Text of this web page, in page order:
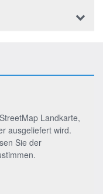
Landkarte,
ausgeliefert wird.
Sie der